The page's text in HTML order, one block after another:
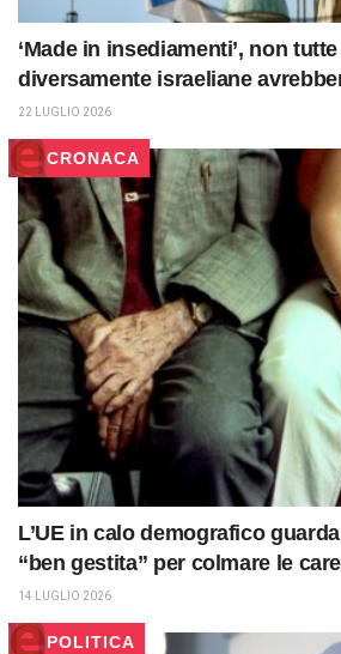
‘Made in insediamenti’, non
diversamente israeliane
22 LUGLIO 2026
CRONACA
L’UE in calo demografico
“ben gestita” per colmare le
14 LUGLIO 2026
POLITICA